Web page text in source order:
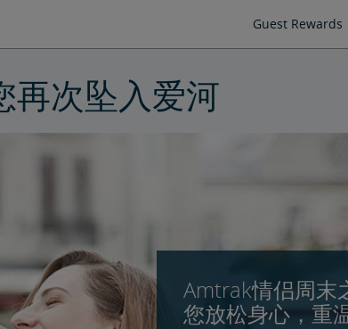
Guest Rewards
再次坠入爱河
Amtrak情侣周末
您放松身心，重